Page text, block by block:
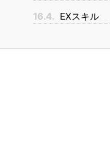
16.4. EXスキル